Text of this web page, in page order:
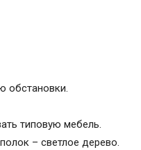
обстановки.
типовую мебель.
– светлое дерево.